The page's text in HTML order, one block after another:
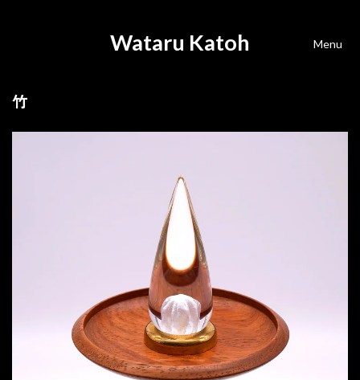
Wataru Katoh Menu
竹